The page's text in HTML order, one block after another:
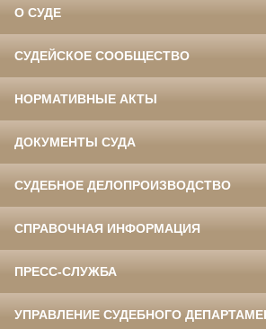
О СУДЕ
СУДЕЙСКОЕ СООБЩЕСТВО
НОРМАТИВНЫЕ АКТЫ
ДОКУМЕНТЫ СУДА
СУДЕБНОЕ ДЕЛОПРОИЗВОДСТВО
СПРАВОЧНАЯ ИНФОРМАЦИЯ
ПРЕСС-СЛУЖБА
УПРАВЛЕНИЕ СУДЕБНОГО